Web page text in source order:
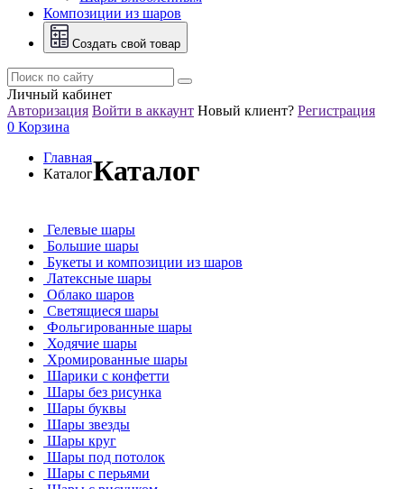
Композиции из шаров
Создать свой товар
Личный кабинет
Авторизация Войти в аккаунт Новый клиент? Регистрация
0 Корзина
Главная
КаталогКаталог
Гелевые шары
Большие шары
Букеты и композиции из шаров
Латексные шары
Облако шаров
Светящиеся шары
Фольгированные шары
Ходячие шары
Хромированные шары
Шарики с конфетти
Шары без рисунка
Шары буквы
Шары звезды
Шары круг
Шары под потолок
Шары с перьями